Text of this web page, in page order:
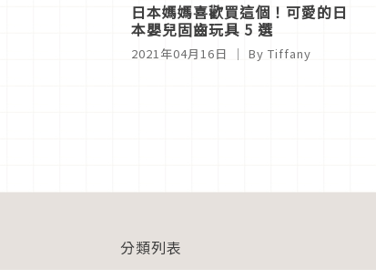
日本媽媽喜歡買這個！可愛的日
本嬰兒固齒玩具 5 選
2021年04月16日 ｜ By Tiffany
分類列表